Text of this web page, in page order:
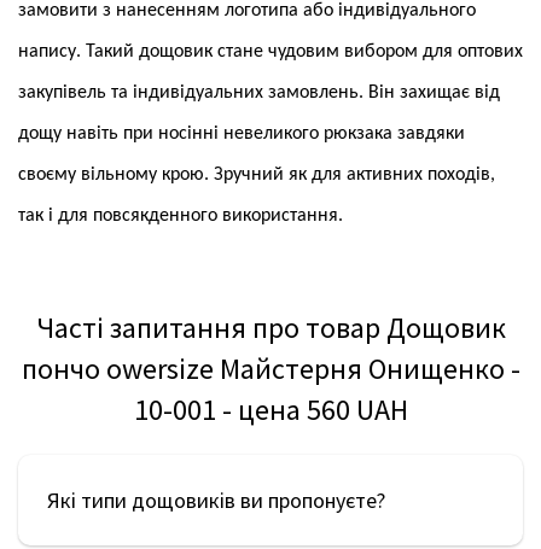
замовити з нанесенням логотипа або індивідуального
напису. Такий дощовик стане чудовим вибором для оптових
закупівель та індивідуальних замовлень. Він захищає від
дощу навіть при носінні невеликого рюкзака завдяки
своєму вільному крою. Зручний як для активних походів,
так і для повсякденного використання.
Часті запитання про товар Дощовик
пончо owersize Майстерня Онищенко -
10-001 - цена 560 UAH
Які типи дощовиків ви пропонуєте?